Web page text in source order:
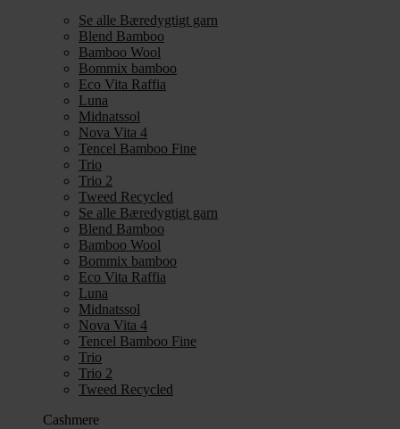
Se alle Bæredygtigt garn
Blend Bamboo
Bamboo Wool
Bommix bamboo
Eco Vita Raffia
Luna
Midnatssol
Nova Vita 4
Tencel Bamboo Fine
Trio
Trio 2
Tweed Recycled
Se alle Bæredygtigt garn
Blend Bamboo
Bamboo Wool
Bommix bamboo
Eco Vita Raffia
Luna
Midnatssol
Nova Vita 4
Tencel Bamboo Fine
Trio
Trio 2
Tweed Recycled
Cashmere